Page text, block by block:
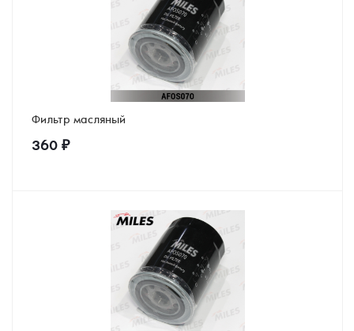
Фильтр масляный
360 ₽